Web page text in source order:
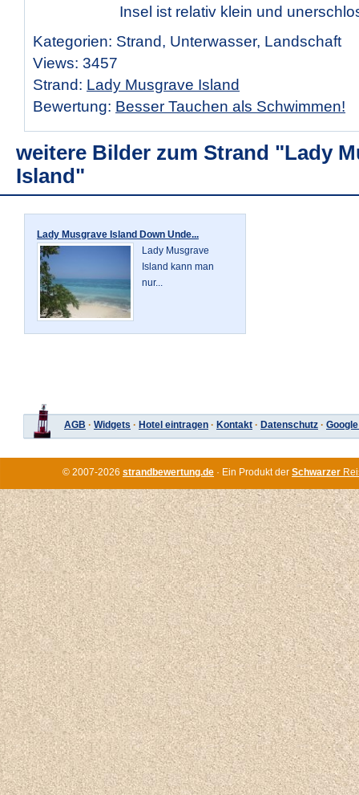
Insel ist relativ klein und
Kategorien: Strand, Unterwasser, Landschaft
Views: 3457
Strand: Lady Musgrave Island
Bewertung: Besser Tauchen als Schwimmen!
weitere Bilder zum Strand "Lady
Island"
Lady Musgrave Island Down Unde...
Lady Musgrave
Island kann man
nur...
AGB · Widgets · Hotel eintragen · Kontakt · Datenschutz ·
© 2007-2026 strandbewertung.de · Ein Produkt der Schwarzer